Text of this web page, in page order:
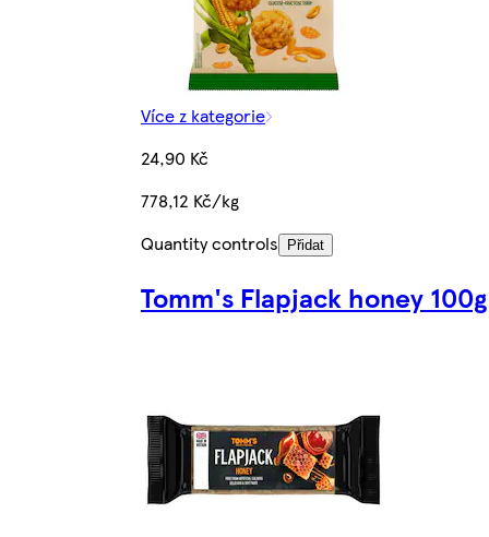
Více z kategorie
24,90 Kč
778,12 Kč/kg
Quantity controls
Přidat
Tomm's Flapjack honey 100g